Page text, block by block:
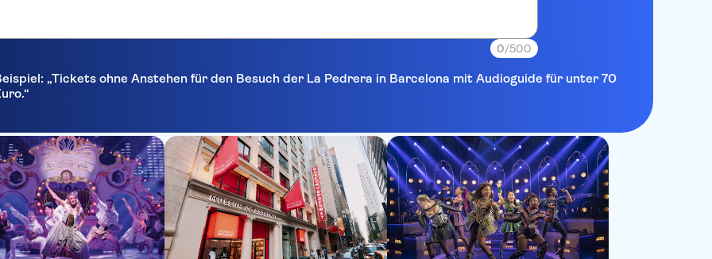
0/500
„Tickets ohne Anstehen für den Besuch der La Pedrera in Barcelona mit Audioguide für unter 70